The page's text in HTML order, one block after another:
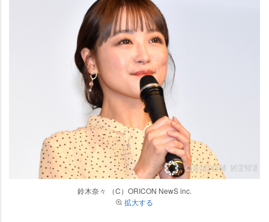
鈴木奈々 （C）ORICON NewS inc.
拡大する